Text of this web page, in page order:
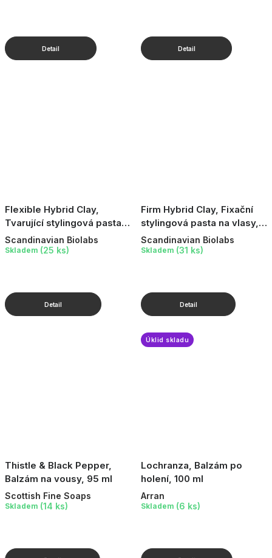
Flexible Hybrid Clay,
Tvarující stylingová pasta
na vlasy, 90 ml
Scandinavian Biolabs
Skladem (25 ks)
Firm Hybrid Clay, Fixační
stylingová pasta na vlasy,
90 ml
Scandinavian Biolabs
Skladem (31 ks)
Thistle & Black Pepper,
Balzám na vousy, 95 ml
Scottish Fine Soaps
Skladem (14 ks)
Lochranza, Balzám po
holení, 100 ml
Úklid skladu
Arran
Skladem (6 ks)